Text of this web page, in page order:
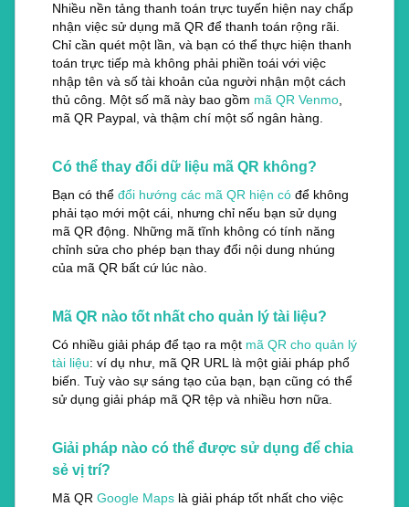
Nhiều nền tảng thanh toán trực tuyến hiện nay chấp
nhận việc sử dụng mã QR để thanh toán rộng rãi.
Chỉ cần quét một lần, và bạn có thể thực hiện thanh
toán trực tiếp mà không phải phiền toái với việc
nhập tên và số tài khoản của người nhận một cách
thủ công. Một số mã này bao gồm mã QR Venmo
mã QR Paypal, và thậm chí một số ngân hàng.
Có thể thay đổi dữ liệu mã QR không?
Bạn có thể đổi hướng các mã QR hiện có để không
phải tạo mới một cái, nhưng chỉ nếu bạn sử dụng
mã QR động. Những mã tĩnh không có tính năng
chỉnh sửa cho phép bạn thay đổi nội dung nhúng
của mã QR bất cứ lúc nào.
Mã QR nào tốt nhất cho quản lý tài liệu?
Có nhiều giải pháp để tạo ra một mã QR cho quản lý
tài liệu: ví dụ như, mã QR URL là một giải pháp phổ
biến. Tuỳ vào sự sáng tạo của bạn, bạn cũng có thể
sử dụng giải pháp mã QR tệp và nhiều hơn nữa.
Giải pháp nào có thể được sử dụng để chia
sẻ vị trí?
Mã QR Google Maps là giải pháp tốt nhất cho việc